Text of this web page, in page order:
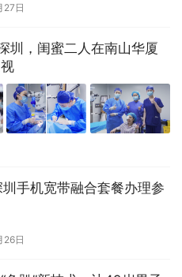
27日
圳，闺蜜二人在南山华厦
手机宽带融合套餐办理参
26日